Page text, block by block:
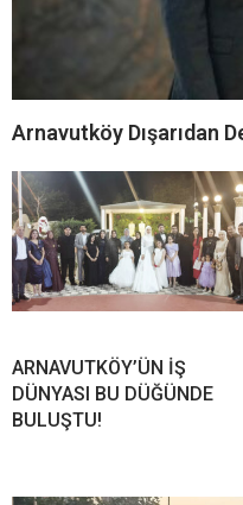
Arnavutköy Dışarıdan
ARNAVUTKÖY’ÜN İŞ
DÜNYASI BU DÜĞÜNDE
BULUŞTU!